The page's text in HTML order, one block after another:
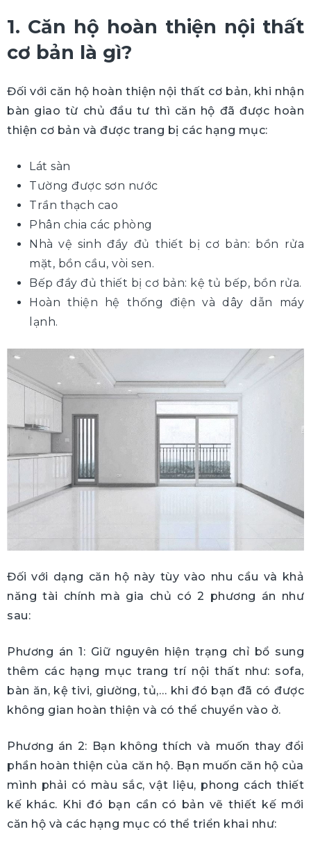
1. Căn hộ hoàn thiện nội thất
cơ bản là gì?
Đối với căn hộ hoàn thiện nội thất cơ bản, khi nhận
bàn giao từ chủ đầu tư thì căn hộ đã được hoàn
thiện cơ bản và được trang bị các hạng mục:
Lát sàn
Tường được sơn nước
Trần thạch cao
Phân chia các phòng
Nhà vệ sinh đầy đủ thiết bị cơ bản: bồn rửa
mặt, bồn cầu, vòi sen.
Bếp đầy đủ thiết bị cơ bản: kệ tủ bếp, bồn rửa.
Hoàn thiện hệ thống điện và dây dẫn máy
lạnh.
Đối với dạng căn hộ này tùy vào nhu cầu và khả
năng tài chính mà gia chủ có 2 phương án như
sau:
Phương án 1: Giữ nguyên hiện trạng chỉ bổ sung
thêm các hạng mục trang trí nội thất như: sofa,
bàn ăn, kệ tivi, giường, tủ,… khi đó bạn đã có được
không gian hoàn thiện và có thể chuyển vào ở.
Phương án 2: Bạn không thích và muốn thay đổi
phần hoàn thiện của căn hộ. Bạn muốn căn hộ của
mình phải có màu sắc, vật liệu, phong cách thiết
kế khác. Khi đó bạn cần có bản vẽ thiết kế mới
căn hộ và các hạng mục có thể triển khai như: